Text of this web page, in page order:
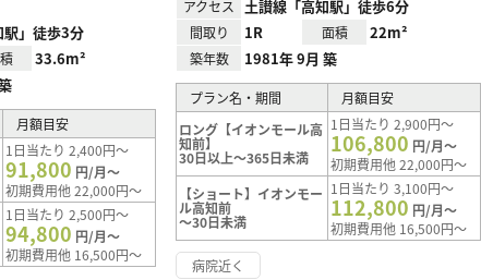
駅」徒歩3分
33.6m²
月額目安
1日当たり 2,400円～
91,800 円/月～
初期費用他 22,000円～
1日当たり 2,500円～
94,800 円/月～
初期費用他 16,500円～
アクセス 土讃線「高知駅」徒歩6分
間取り 1R 面積 22m²
築年数 1981年 9月 築
プラン名・期間
月額目安
ロング【イオンモール高
知前】
30日以上～365日未満
1日当たり 2,900円～
106,800 円/月～
初期費用他 22,000円～
【ショート】イオンモー
ル高知前
～30日未満
1日当たり 3,100円～
112,800 円/月～
初期費用他 16,500円～
病院近く